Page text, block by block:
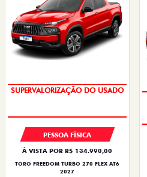
SUPERVALORIZAÇÃO DO USADO
PESSOA FÍSICA
À VISTA POR R$ 134.990,00
TORO FREEDOM TURBO 270 FLEX AT6
2027